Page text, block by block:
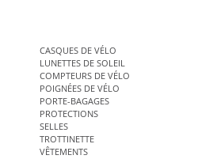
CASQUES DE VÉLO
LUNETTES DE SOLEIL
COMPTEURS DE VÉLO
POIGNÉES DE VÉLO
PORTE-BAGAGES
PROTECTIONS
SELLES
TROTTINETTE
VÊTEMENTS